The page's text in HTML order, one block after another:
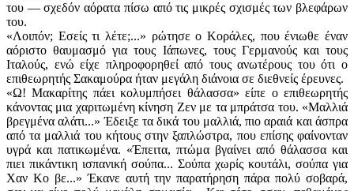
του — σχεδόν αόρατα πίσω από τις μικρές σχισμές των βλεφάρων
του.
«Λοιπόν; Εσείς τι λέτε;...» ρώτησε ο Κοράλες, που ένιωθε έναν
αόριστο θαυμασμό για τους Ιάπωνες, τους Γερμανούς και τους
Ιταλούς, ενώ είχε πληροφορηθεί από τους ανωτέρους του ότι ο
επιθεωρητής Σακαμούρα ήταν μεγάλη διάνοια σε διεθνείς έρευνες.
«Ω! Μακαρίτης πάει κολυμπήσει θάλασσα» είπε ο επιθεωρητής
κάνοντας μια χαριτωμένη κίνηση Ζεν με τα μπράτσα του. «Μαλλιά
βρεγμένα αλάτι...» Έδειξε τα δικά του μαλλιά, πιο αραιά και άσπρα
από τα μαλλιά του κήτους στην ξαπλώστρα, που επίσης φαίνονταν
υγρά και πατικωμένα. «Έπειτα, πτώμα βγαίνει από θάλασσα και
πιει πικάντικη ισπανική σούπα... Σούπα χωρίς κουτάλι, σούπα για
Χαν Κο βε...» Έκανε αυτή την παρατήρηση πάρα πολύ σοβαρά,